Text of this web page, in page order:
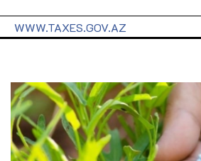
WWW.TAXES.GOV.AZ